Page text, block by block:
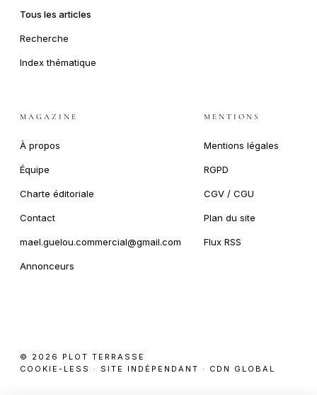
Tous les articles
Recherche
Index thématique
MAGAZINE
À propos
Équipe
Charte éditoriale
Contact
mael.guelou.commercial@gmail.com
Annonceurs
MENTIONS
Mentions légales
RGPD
CGV / CGU
Plan du site
Flux RSS
© 2026 PLOT TERRASSE
COOKIE-LESS · SITE INDÉPENDANT · CDN GLOBAL